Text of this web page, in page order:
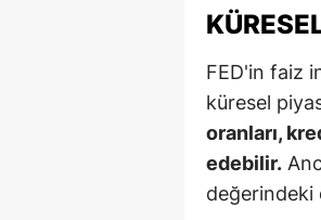
FED'in faiz
küresel
oranları,
edebilir.
değerindeki